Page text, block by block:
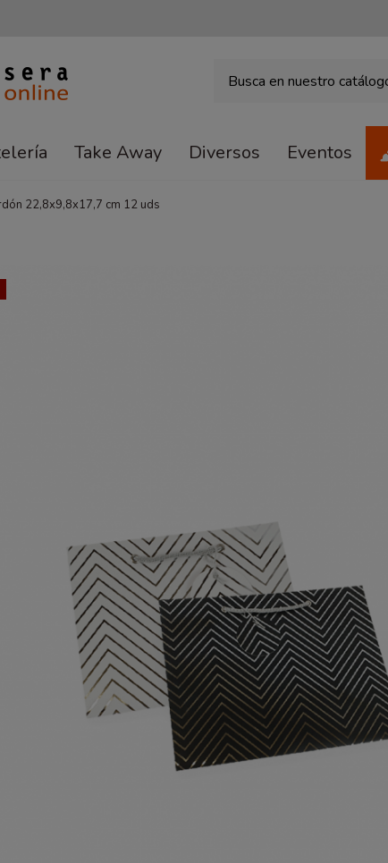
Take Away Diversos Eventos
22,8x9,8x17,7 cm 12 uds